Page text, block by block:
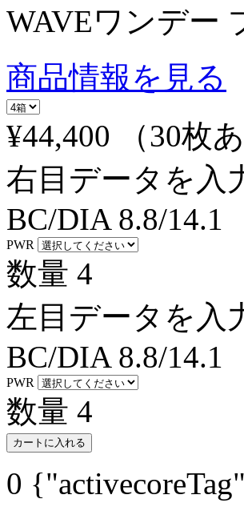
WAVEワンデー
商品情報を見る
¥44,400
（30枚
右目データを入
BC/DIA 8.8/14.1
PWR
数量 4
左目データを入
BC/DIA 8.8/14.1
PWR
数量 4
カートに入れる
0